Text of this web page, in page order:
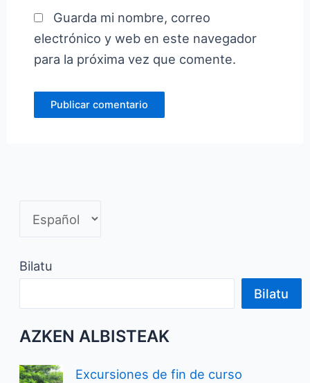
Guarda mi nombre, correo
electrónico y web en este navegador
para la próxima vez que comente.
Bilatu
Bilatu
AZKEN ALBISTEAK
Excursiones de fin de curso